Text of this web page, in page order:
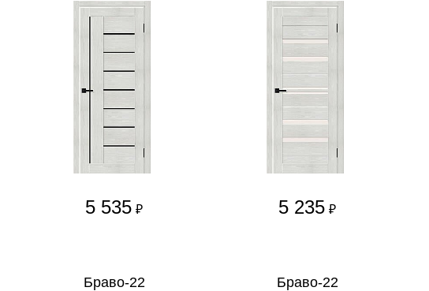
5 535 ₽ 5 235 ₽
Браво-22 Браво-22